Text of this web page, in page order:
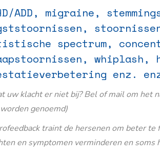
ADD, migraine,
spectrum,
whiplash,
enz.
uw klacht er niet bij? Bel of mail om het
genoemd)
traint de hersenen om beter te
en symptomen verminderen en soms